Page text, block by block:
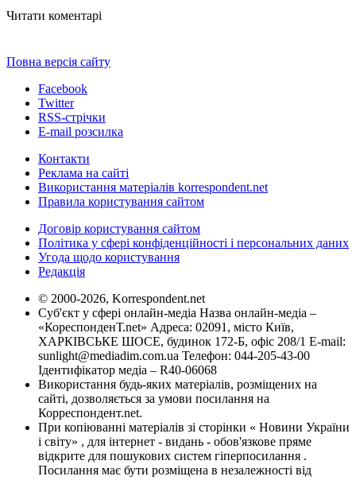
Читати коментарі
Повна версія сайту
Facebook
Twitter
RSS-стрічки
E-mail розсилка
Контакти
Реклама на сайті
Використання матеріалів korrespondent.net
Правила користування сайтом
Договір користування сайтом
Політика у сфері конфіденційності і персональних даних
Угода щодо користування
Редакція
© 2000-2026, Korrespondent.net
Суб'єкт у сфері онлайн-медіа Назва онлайн-медіа –
«КореспонденТ.net» Адреса: 02091, місто Київ,
ХАРКІВСЬКЕ ШОСЕ, будинок 172-Б, офіс 208/1 E-mail:
sunlight@mediadim.com.ua Телефон: 044-205-43-00
Ідентифікатор медіа – R40-06068
Використання будь-яких матеріалів, розміщених на
сайті, дозволяється за умови посилання на
Корреспондент.net.
При копіюванні матеріалів зі сторінки « Новини України
і світу» , для інтернет - видань - обов'язкове пряме
відкрите для пошукових систем гіперпосилання .
Посилання має бути розміщена в незалежності від